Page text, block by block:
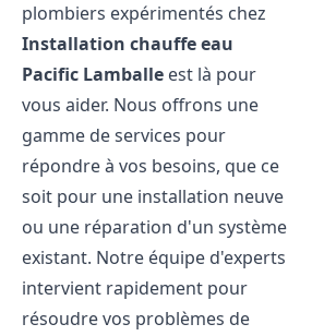
plombiers expérimentés chez
Installation chauffe eau
Pacific Lamballe est là pour
vous aider. Nous offrons une
gamme de services pour
répondre à vos besoins, que ce
soit pour une installation neuve
ou une réparation d'un système
existant. Notre équipe d'experts
intervient rapidement pour
résoudre vos problèmes de